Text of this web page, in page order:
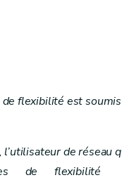
flexibilité est
l’utilisateur de
de flexibilité